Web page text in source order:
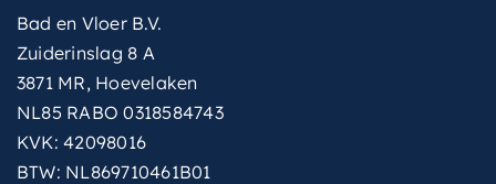
Bad en Vloer B.V.
Zuiderinslag 8 A
3871 MR, Hoevelaken
NL85 RABO 0318584743
KVK: 42098016
BTW: NL869710461B01